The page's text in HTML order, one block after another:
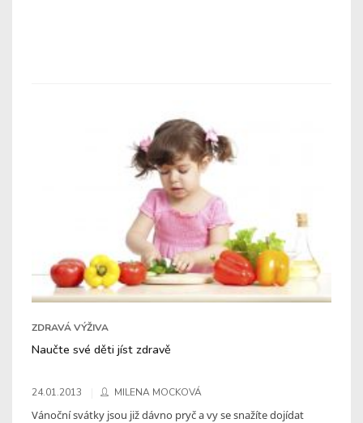
ZDRAVÁ VÝŽIVA
Naučte své děti jíst zdravě
24.01.2013 MILENA MOCKOVÁ
Vánoční svátky jsou již dávno pryč a vy se snažíte dojídat